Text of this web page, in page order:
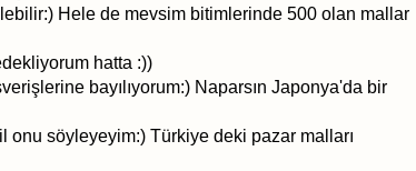
Hele de mevsim bitimlerinde 500 olan mallar
hatta :))
bayılıyorum:) Naparsın Japonya'da bir
onu söyleyeyim:) Türkiye deki pazar malları